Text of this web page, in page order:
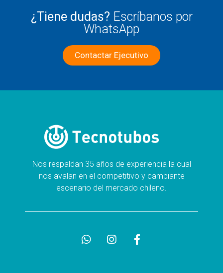
¿Tiene dudas? Escríbanos por
WhatsApp
Contactar Ejecutivo
Nos respaldan 35 años de experiencia la cual
nos avalan en el competitivo y cambiante
escenario del mercado chileno.